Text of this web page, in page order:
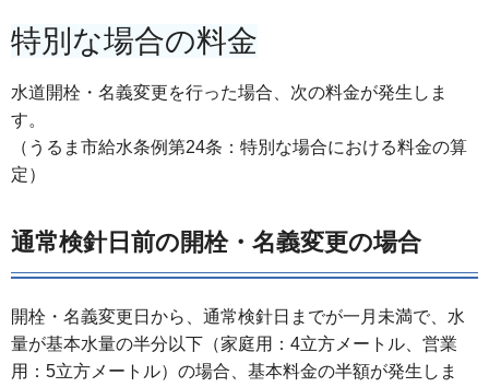
特別な場合の料金
水道開栓・名義変更を行った場合、次の料金が発生しま
す。
（うるま市給水条例第24条：特別な場合における料金の算
定）
通常検針日前の開栓・名義変更の場合
開栓・名義変更日から、通常検針日までが一月未満で、水
量が基本水量の半分以下（家庭用：4立方メートル、営業
用：5立方メートル）の場合、基本料金の半額が発生しま